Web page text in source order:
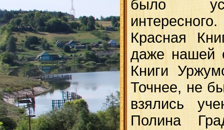
было
Красная
даже нашей
Книги
Точнее, не
взялись
Полина